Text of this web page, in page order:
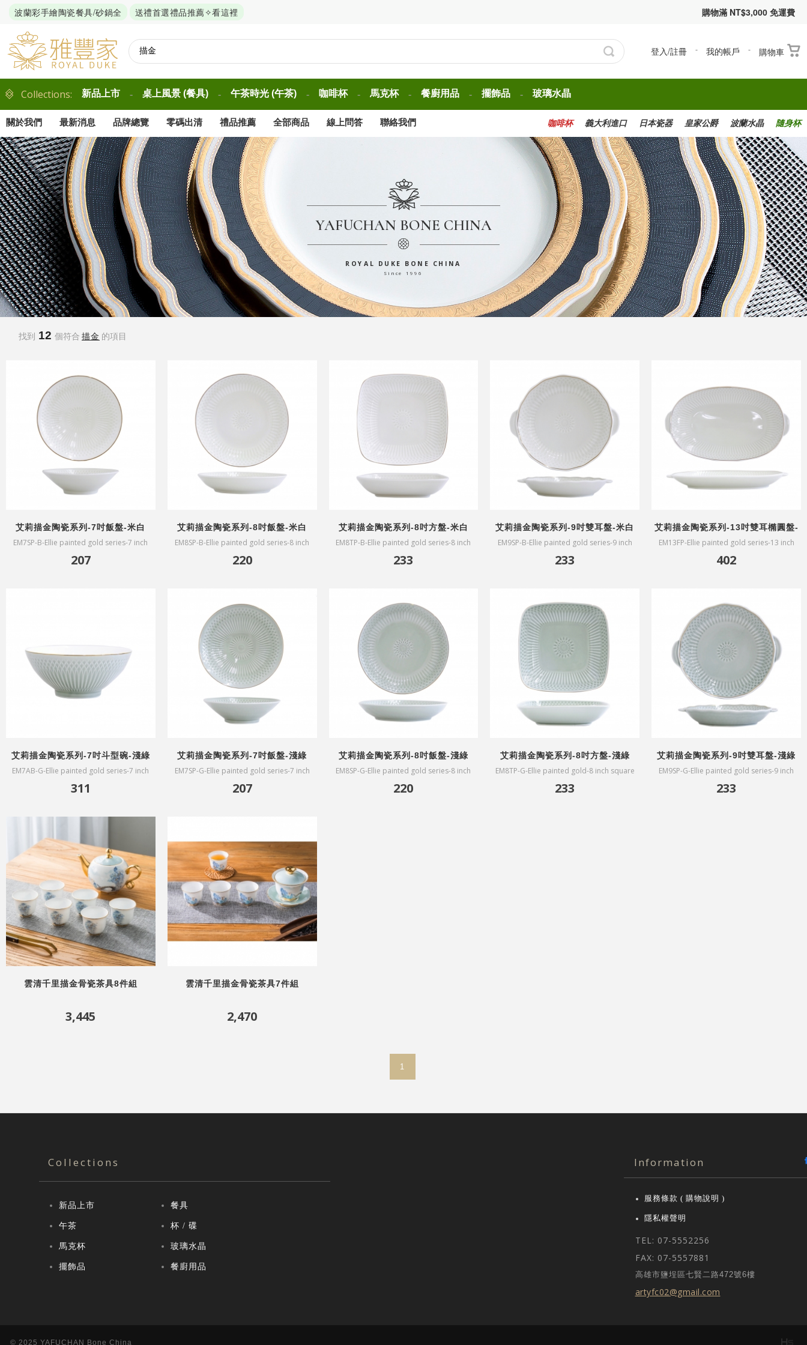
購物滿 NT$3,000 免運費
登入/註冊 - 我的帳戶 - 購物車
波蘭彩手繪陶瓷餐具/砂鍋全 送禮首選禮品推薦✧看這裡
Collections: 新品上市 - 桌上風景 (餐具) - 午茶時光 (午茶) - 咖啡杯 - 馬克杯 - 餐廚用品 - 擺飾品 - 玻璃水晶
關於我們 最新消息 品牌總覽 零碼出清 禮品推薦 全部商品 線上問答 聯絡我們 隨身杯
波蘭水晶
皇家公爵
日本瓷器
義大利進口
咖啡杯
YAFUCHAN BONE CHINA
ROYAL DUKE BONE CHINA
Since 1996
找到 12 個符合 描金 的項目
艾莉描金陶瓷系列-7吋飯盤-米白
EM7SP-B-Ellie painted gold series-7 inch
207
艾莉描金陶瓷系列-8吋飯盤-米白
EM8SP-B-Ellie painted gold series-8 inch
220
艾莉描金陶瓷系列-8吋方盤-米白
EM8TP-B-Ellie painted gold series-8 inch
233
艾莉描金陶瓷系列-9吋雙耳盤-米白
EM9SP-B-Ellie painted gold series-9 inch
233
艾莉描金陶瓷系列-13吋雙耳橢圓盤-
米白
EM13FP-Ellie painted gold series-13 inch
402
艾莉描金陶瓷系列-7吋斗型碗-淺綠
EM7AB-G-Ellie painted gold series-7 inch
311
艾莉描金陶瓷系列-7吋飯盤-淺綠
EM7SP-G-Ellie painted gold series-7 inch
207
艾莉描金陶瓷系列-8吋飯盤-淺綠
EM8SP-G-Ellie painted gold series-8 inch
220
艾莉描金陶瓷系列-8吋方盤-淺綠
EM8TP-G-Ellie painted gold-8 inch square
233
艾莉描金陶瓷系列-9吋雙耳盤-淺綠
EM9SP-G-Ellie painted gold series-9 inch
233
雲清千里描金骨瓷茶具8件組
3,445
雲清千里描金骨瓷茶具7件組
2,470
1
Collections
新品上市 餐具
午茶 杯 / 碟
馬克杯 玻璃水晶
擺飾品 餐廚用品
Information
服務條款 ( 購物說明 )
隱私權聲明
TEL: 07-5552256
FAX: 07-5557881
高雄市鹽埕區七賢二路472號6樓
artyfc02@gmail.com
© 2025 YAFUCHAN Bone China